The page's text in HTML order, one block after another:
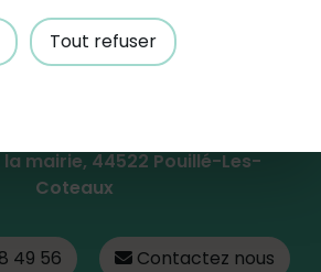
Tout refuser
avec #paysdancenis
Les-Coteaux
la mairie, 44522 Pouillé-Les-
Coteaux
49 56 Contactez nous